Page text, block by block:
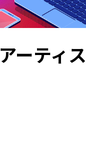
ーティ